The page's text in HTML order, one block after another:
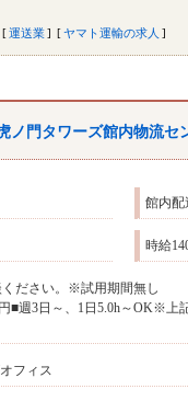
運送業 ヤマト運輸の求人
ノ門タワーズ館内物流セ
館内配
時給
ださい。※試用期間無し
円■週3日～、1日5.0h～OK※
フィス